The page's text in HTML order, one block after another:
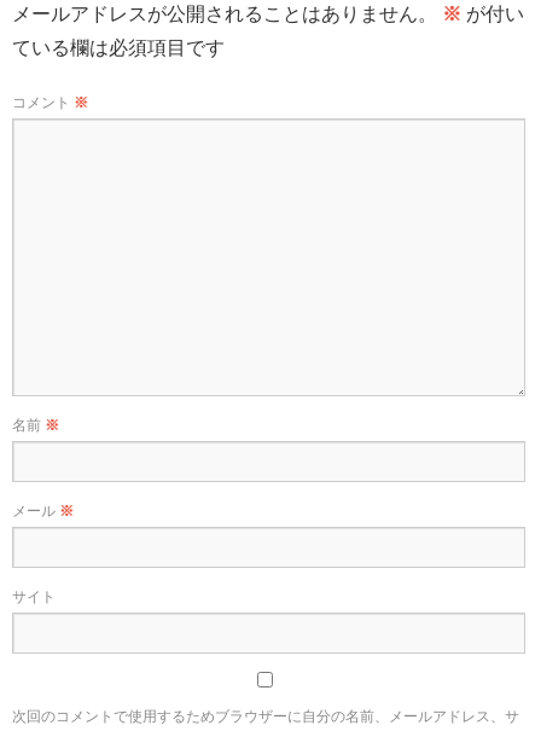
メールアドレスが公開されることはありません。 ※ が付い
ている欄は必須項目です
コメント ※
名前 ※
メール ※
サイト
次回のコメントで使用するためブラウザーに自分の名前、メールアドレス、サ